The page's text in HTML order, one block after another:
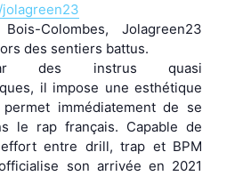
Colombes, Jolagreen23
des sentiers battus.
des instrus quasi
il impose une esthétique
immédiatement de se
le rap français. Capable de
entre drill, trap et BPM
son arrivée en 2021